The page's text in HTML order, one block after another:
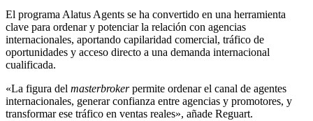
El programa Alatus Agents se ha convertido en una herramienta
clave para ordenar y potenciar la relación con agencias
internacionales, aportando capilaridad comercial, tráfico de
oportunidades y acceso directo a una demanda internacional
cualificada.
«La figura del masterbrokerpermite ordenar el canal de agentes
internacionales, generar confianza entre agencias y promotores, y
transformar ese tráfico en ventas reales», añade Reguart.